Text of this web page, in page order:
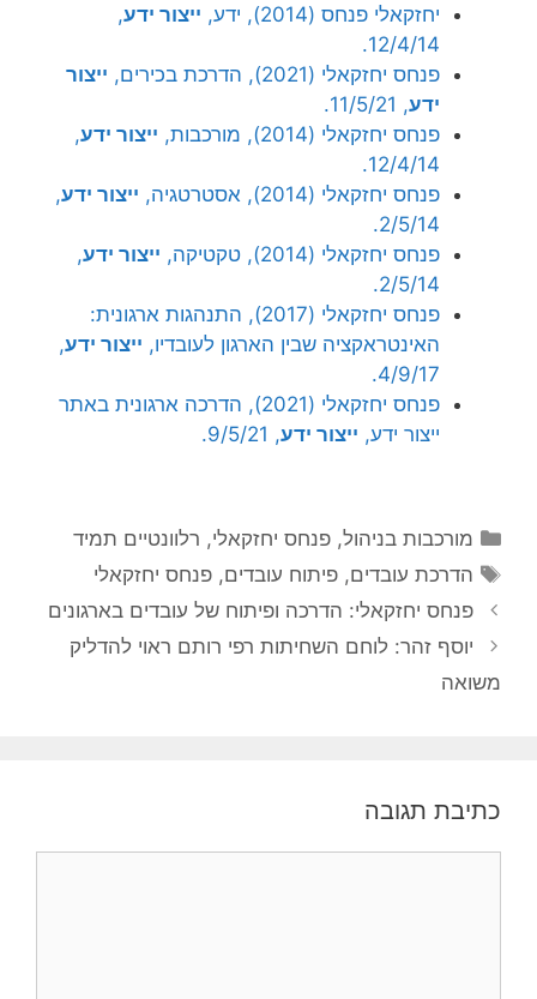
יחזקאלי פנחס (2014), ידע,
ייצור ידע,
12/4/14.
פנחס יחזקאלי (2021), הדרכת בכירים,
ייצור
ידע, 11/5/21.
פנחס יחזקאלי (2014), מורכבות,
ייצור ידע,
12/4/14.
פנחס יחזקאלי (2014), אסטרטגיה,
ייצור ידע,
2/5/14.
פנחס יחזקאלי (2014), טקטיקה,
ייצור ידע,
2/5/14.
פנחס יחזקאלי (2017), התנהגות ארגונית:
האינטראקציה שבין הארגון לעובדיו, ייצור ידע,
4/9/17.
פנחס יחזקאלי (2021), הדרכה ארגונית באתר
ייצור ידע, ייצור ידע, 9/5/21.
קטגוריות
מורכבות בניהול,פנחס יחזקאלי, רלוונטיים תמיד
תגיות
הדרכת עובדים,פיתוח עובדים,פנחס יחזקאלי
פנחס יחזקאלי: הדרכה ופיתוח של עובדים בארגונים
יוסף זהר: לוחם השחיתות רפי רותם ראוי להדליק
משואה
כתיבת תגובה